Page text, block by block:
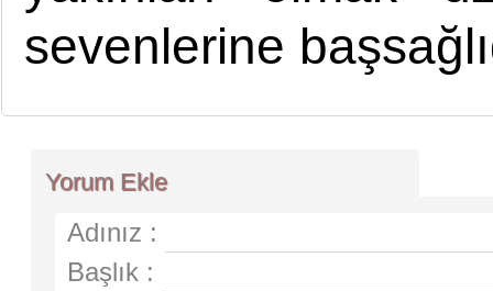
sevenlerine
Yorum Ekle
Adınız :
Başlık :